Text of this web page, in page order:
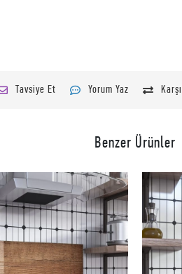
Tavsiye Et Yorum Yaz
Benzer Ürünler